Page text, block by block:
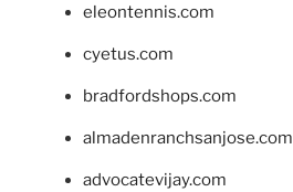
eleontennis.com
cyetus.com
bradfordshops.com
almadenranchsanjose.com
advocatevijay.com